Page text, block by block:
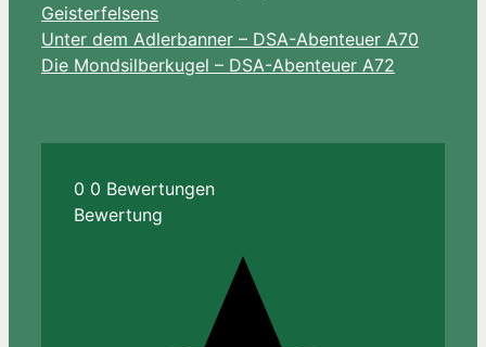
Geisterfelsens
Unter dem Adlerbanner – DSA-Abenteuer A70
Die Mondsilberkugel – DSA-Abenteuer A72
0 0 Bewertungen
Bewertung